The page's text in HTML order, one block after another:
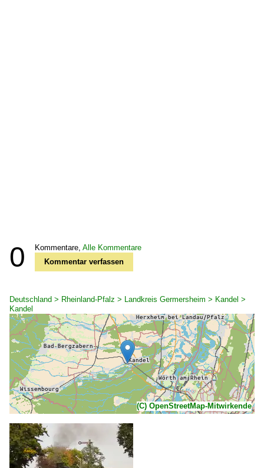
0 Kommentare, Alle Kommentare
Kommentar verfassen
Deutschland > Rheinland-Pfalz > Landkreis Germersheim > Kandel >
Kandel
(C) OpenStreetMap-Mitwirkende